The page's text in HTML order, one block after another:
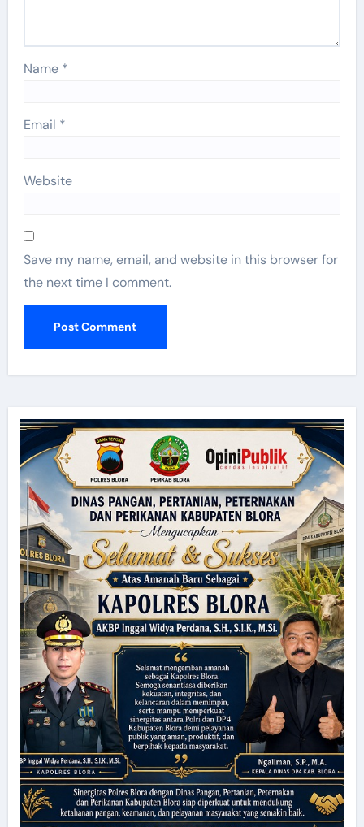
Name *
Email *
Website
Save my name, email, and website in this browser for
the next time I comment.